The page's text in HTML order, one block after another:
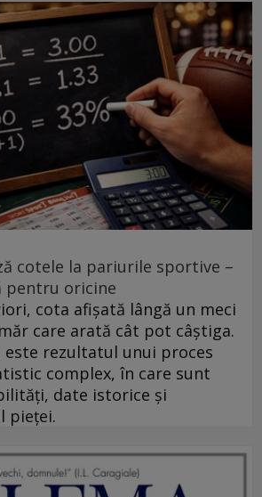
cotele la pariurile sportive –
pentru oricine
cota afișată lângă un meci
care arată cât pot câștiga.
rezultatul unui proces
complex, în care sunt
date istorice și
pieței.